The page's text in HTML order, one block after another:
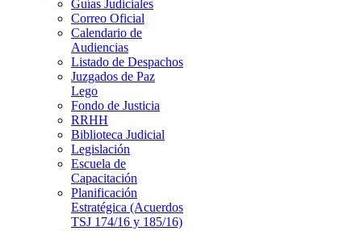
Guías Judiciales
Correo Oficial
Calendario de
Audiencias
Listado de Despachos
Juzgados de Paz
Lego
Fondo de Justicia
RRHH
Biblioteca Judicial
Legislación
Escuela de
Capacitación
Planificación
Estratégica (Acuerdos
TSJ 174/16 y 185/16)